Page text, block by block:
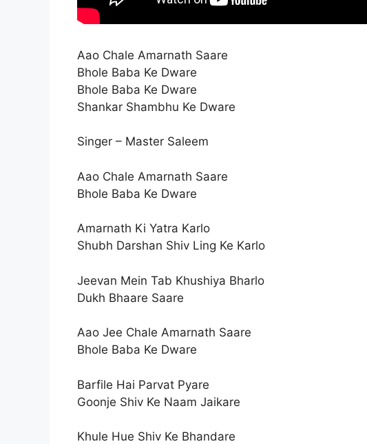
Aao Chale Amarnath Saare
Bhole Baba Ke Dware
Bhole Baba Ke Dware
Shankar Shambhu Ke Dware
Singer – Master Saleem
Aao Chale Amarnath Saare
Bhole Baba Ke Dware
Amarnath Ki Yatra Karlo
Shubh Darshan Shiv Ling Ke Karlo
Jeevan Mein Tab Khushiya Bharlo
Dukh Bhaare Saare
Aao Jee Chale Amarnath Saare
Bhole Baba Ke Dware
Barfile Hai Parvat Pyare
Goonje Shiv Ke Naam Jaikare
Khule Hue Shiv Ke Bhandare